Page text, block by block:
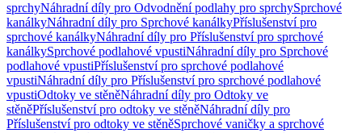
sprchyNáhradní díly pro Odvodnění podlahy pro sprchySprchové
kanálkyNáhradní díly pro Sprchové kanálkyPříslušenství pro
sprchové kanálkyNáhradní díly pro Příslušenství pro sprchové
kanálkySprchové podlahové vpustiNáhradní díly pro Sprchové
podlahové vpustiPříslušenství pro sprchové podlahové
vpustiNáhradní díly pro Příslušenství pro sprchové podlahové
vpustiOdtoky ve stěněNáhradní díly pro Odtoky ve
stěněPříslušenství pro odtoky ve stěněNáhradní díly pro
Příslušenství pro odtoky ve stěněSprchové vaničky a sprchové